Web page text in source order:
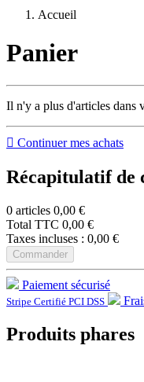
Accueil
Panier
Il n'y a plus d'articles dans
 Continuer mes achats
Récapitulatif de
0 articles 0,00 €
Total TTC 0,00 €
Taxes incluses : 0,00 €
Commander
Paiement sécurisé
Stripe Certifié PCI DSS
Produits phares